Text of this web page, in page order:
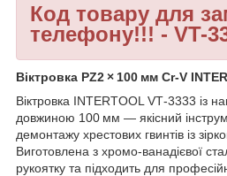
Код товару для
телефону!!! - VT-
Віктровка PZ2 × 100 мм Cr‑V
Віктровка INTERTOOL VT‑3333 із
довжиною 100 мм — якісний
демонтажу хрестових гвинтів із
Виготовлена з хромо‑ванадієвої
рукоятку та підходить для